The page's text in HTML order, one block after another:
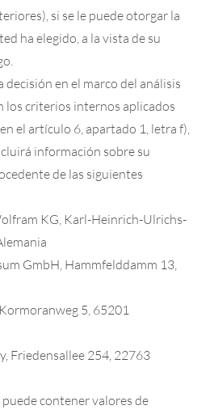
si se le puede otorgar la
ha elegido, a la vista de su
en el marco del análisis
los criterios internos aplicados
el artículo 6, apartado 1, letra f),
información sobre su
de las siguientes
KG, Karl-Heinrich-Ulrichs-
GmbH, Hammfelddamm 13,
5, 65201
Friedensallee 254, 22763
contener valores de